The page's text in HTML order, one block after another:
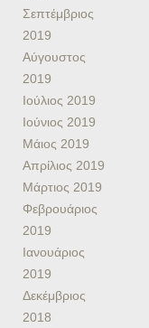
Σεπτέμβριος
2019
Αύγουστος
2019
Ιούλιος 2019
Ιούνιος 2019
Μάιος 2019
Απρίλιος 2019
Μάρτιος 2019
Φεβρουάριος
2019
Ιανουάριος
2019
Δεκέμβριος
2018